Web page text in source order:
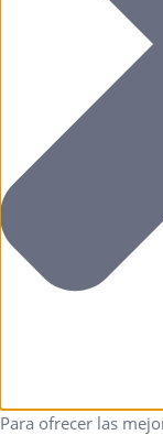
Para ofrecer las